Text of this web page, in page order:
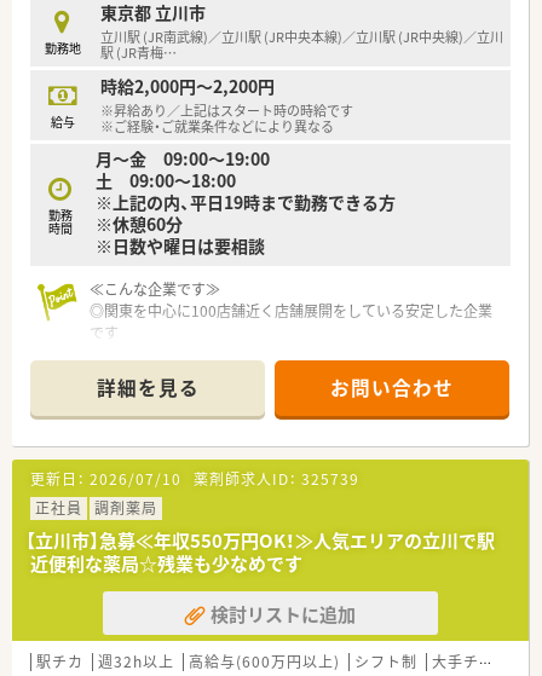
かりつけ等のノルマなどはなく、真の相談役を目指されていま
す。
勤務地
東京都 立川市
立川駅 (JR南武線)／立川駅 (JR中央本線)／立川駅 (JR中央線)／立川
駅 (JR青梅…
給与
時給2,000円～2,200円
※昇給あり／上記はスタート時の時給です
※ご経験・ご就業条件などにより異なる
勤務
時間
月～金 09:00～19:00
土 09:00～18:00
※上記の内、平日19時まで勤務できる方
※休憩60分
※日数や曜日は要相談
≪こんな企業です≫
◎関東を中心に100店舗近く店舗展開をしている安定した企業
です
◎散薬監査システム・錠剤監査システム完備しており、働きやす
い環境が整っています
◎アロマ・ハーブなども取り扱っている店舗もあります。
詳細を見る お問い合わせ
更新日： 2026/07/10 薬剤師求人ID： 325739
正社員
調剤薬局
【立川市】急募≪年収550万円OK！≫人気エリアの立川で駅
近便利な薬局☆残業も少なめです
検討リストに追加
駅チカ 週32h以上 高給与(600万円以上) シフト制 大手チェーン以外